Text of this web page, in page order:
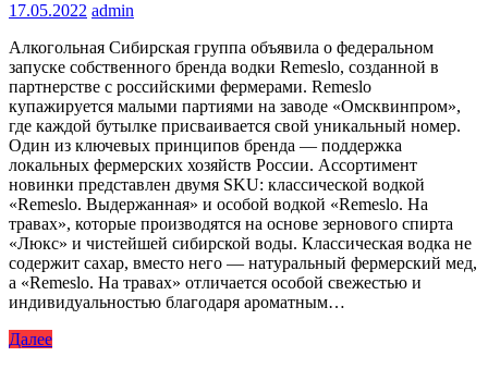
17.05.2022 admin
Алкогольная Сибирская группа объявила о федеральном
запуске собственного бренда водки Remeslo, созданной в
партнерстве с российскими фермерами. Remeslo
купажируется малыми партиями на заводе «Омсквинпром»,
где каждой бутылке присваивается свой уникальный номер.
Один из ключевых принципов бренда — поддержка
локальных фермерских хозяйств России. Ассортимент
новинки представлен двумя SKU: классической водкой
«Remeslo. Выдержанная» и особой водкой «Remeslo. На
травах», которые производятся на основе зернового спирта
«Люкс» и чистейшей сибирской воды. Классическая водка не
содержит сахар, вместо него — натуральный фермерский мед,
а «Remeslo. На травах» отличается особой свежестью и
индивидуальностью благодаря ароматным…
Далее